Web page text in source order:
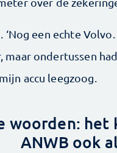
‘Nog een echte
maar ondertussen
accu leegzoog.
woorden: het
ANWB ook